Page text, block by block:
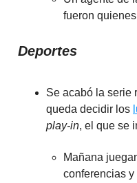
fueron
Deportes
Se acabó la serie
queda decidir los
play-in, el que se
Mañana
conferencias y